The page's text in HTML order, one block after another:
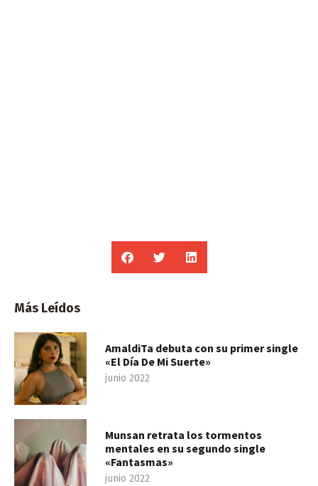
Más Leídos
AmaldiTa debuta con su primer single
«El Día De Mi Suerte»
junio 2022
Munsan retrata los tormentos
mentales en su segundo single
«Fantasmas»
junio 2022